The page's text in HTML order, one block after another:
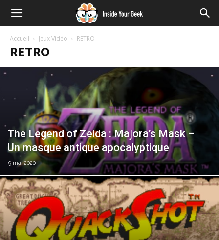
Accueil Jeux Vidéo RETRO
RETRO
The Legend of Zelda : Majora’s Mask –
Un masque antique apocalyptique
9 mai 2020